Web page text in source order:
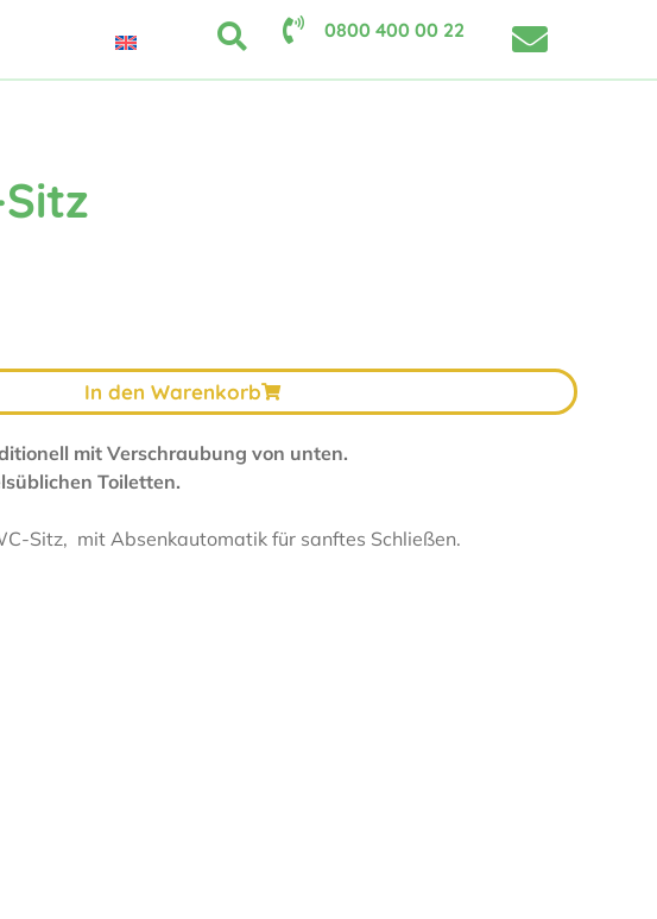
0800 400 00 22
In den Warenkorb
mit Verschraubung von unten.
Toiletten.
Sitz, mit Absenkautomatik für sanftes Schließen.